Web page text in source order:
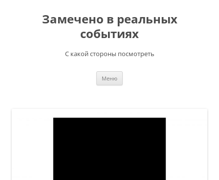
содержимомуЗамечено в реальных
событиях
С какой стороны посмотреть
Меню